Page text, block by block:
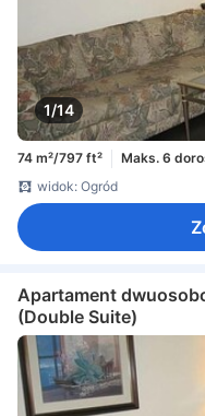
1/14
74 m²/797 ft²
Maks. 6
widok: Ogród
Apartament
(Double Suite)